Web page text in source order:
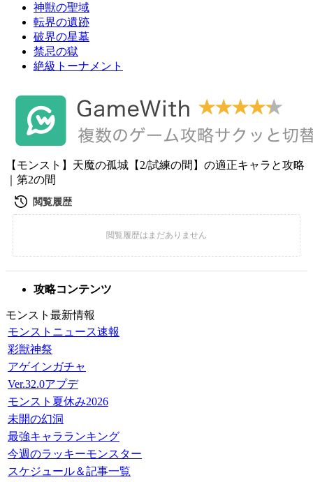
神獣の聖域
転界の遺跡
破界の星墓
禁忌の獄
絶級トーナメント
【モンスト】天魔の孤城【2/試練の間】の適正キャラと攻略
｜第2の間
攻略コンテンツ
モンスト最新情報
モンストニュース速報
彩獣神祭
アゲインガチャ
Ver.32.0アプデ
モンスト夏休み2026
未開の幻洞
最強キャラランキング
今週のラッキーモンスター
スケジュール＆記事一覧